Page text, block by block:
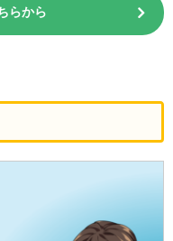
らから